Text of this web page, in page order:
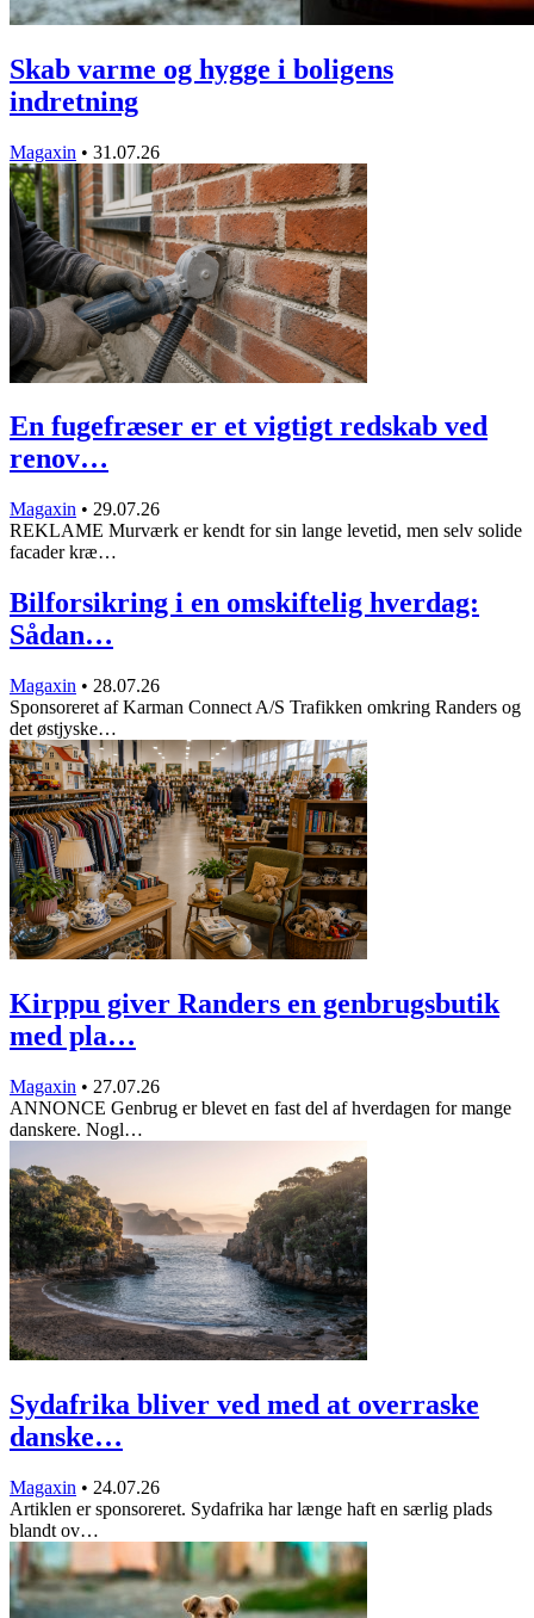
Skab varme og hygge i boligens
indretning
Magaxin • 31.07.26
En fugefræser er et vigtigt redskab ved
renov…
Magaxin • 29.07.26
REKLAME Murværk er kendt for sin lange levetid, men selv solide
facader kræ…
Bilforsikring i en omskiftelig hverdag:
Sådan…
Magaxin • 28.07.26
Sponsoreret af Karman Connect A/S Trafikken omkring Randers og
det østjyske…
Kirppu giver Randers en genbrugsbutik
med pla…
Magaxin • 27.07.26
ANNONCE Genbrug er blevet en fast del af hverdagen for mange
danskere. Nogl…
Sydafrika bliver ved med at overraske
danske…
Magaxin • 24.07.26
Artiklen er sponsoreret. Sydafrika har længe haft en særlig plads
blandt ov…